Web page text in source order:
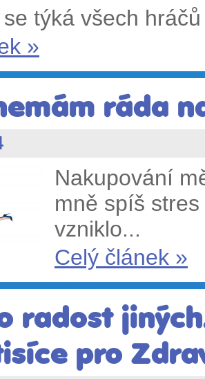
týká všech
»
ráda
Nakupování
mně spíš
vzniklo...
Celý článek »
radost
pro